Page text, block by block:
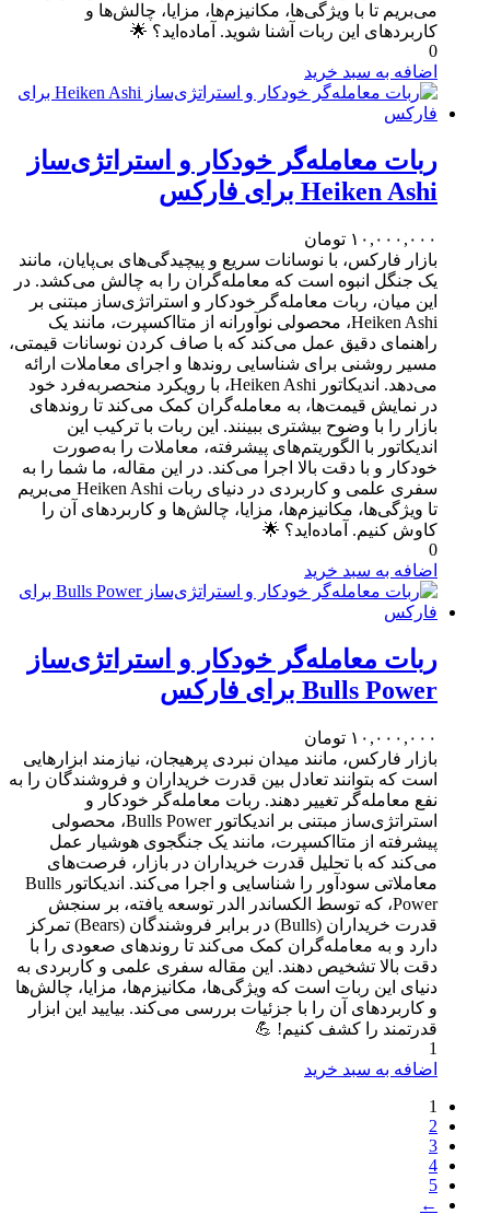
می‌بریم تا با ویژگی‌ها، مکانیزم‌ها، مزایا، چالش‌ها و
کاربردهای این ربات آشنا شوید. آماده‌اید؟ 🌟
0
اضافه به سبد خرید
ربات معامله‌گر خودکار و استراتژی‌ساز
Heiken Ashi برای فارکس
۱۰,۰۰۰,۰۰۰ تومان
بازار فارکس، با نوسانات سریع و پیچیدگی‌های بی‌پایان، مانند
یک جنگل انبوه است که معامله‌گران را به چالش می‌کشد. در
این میان، ربات معامله‌گر خودکار و استراتژی‌ساز مبتنی بر
Heiken Ashi، محصولی نوآورانه از متااکسپرت، مانند یک
راهنمای دقیق عمل می‌کند که با صاف کردن نوسانات قیمتی،
مسیر روشنی برای شناسایی روندها و اجرای معاملات ارائه
می‌دهد. اندیکاتور Heiken Ashi، با رویکرد منحصربه‌فرد خود
در نمایش قیمت‌ها، به معامله‌گران کمک می‌کند تا روندهای
بازار را با وضوح بیشتری ببینند. این ربات با ترکیب این
اندیکاتور با الگوریتم‌های پیشرفته، معاملات را به‌صورت
خودکار و با دقت بالا اجرا می‌کند. در این مقاله، ما شما را به
سفری علمی و کاربردی در دنیای ربات Heiken Ashi می‌بریم
تا ویژگی‌ها، مکانیزم‌ها، مزایا، چالش‌ها و کاربردهای آن را
کاوش کنیم. آماده‌اید؟ 🌟
0
اضافه به سبد خرید
ربات معامله‌گر خودکار و استراتژی‌ساز
Bulls Power برای فارکس
۱۰,۰۰۰,۰۰۰ تومان
بازار فارکس، مانند میدان نبردی پرهیجان، نیازمند ابزارهایی
است که بتوانند تعادل بین قدرت خریداران و فروشندگان را به
نفع معامله‌گر تغییر دهند. ربات معامله‌گر خودکار و
استراتژی‌ساز مبتنی بر اندیکاتور Bulls Power، محصولی
پیشرفته از متااکسپرت، مانند یک جنگجوی هوشیار عمل
می‌کند که با تحلیل قدرت خریداران در بازار، فرصت‌های
معاملاتی سودآور را شناسایی و اجرا می‌کند. اندیکاتور Bulls
Power، که توسط الکساندر الدر توسعه یافته، بر سنجش
قدرت خریداران (Bulls) در برابر فروشندگان (Bears) تمرکز
دارد و به معامله‌گران کمک می‌کند تا روندهای صعودی را با
دقت بالا تشخیص دهند. این مقاله سفری علمی و کاربردی به
دنیای این ربات است که ویژگی‌ها، مکانیزم‌ها، مزایا، چالش‌ها
و کاربردهای آن را با جزئیات بررسی می‌کند. بیایید این ابزار
قدرتمند را کشف کنیم! 💪
1
اضافه به سبد خرید
1
2
3
4
5
←